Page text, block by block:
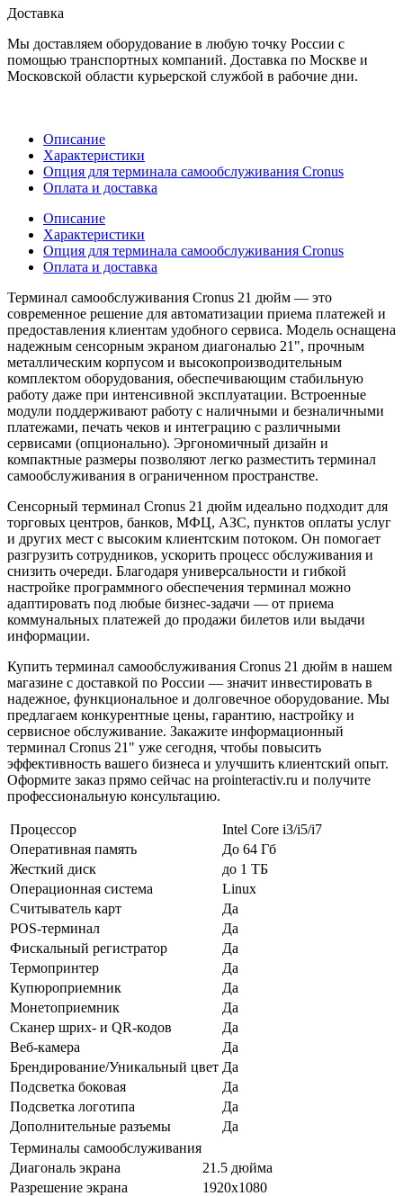
Доставка
Мы доставляем оборудование в любую точку России с
помощью транспортных компаний. Доставка по Москве и
Московской области курьерской службой в рабочие дни.
Описание
Характеристики
Опция для терминала самообслуживания Cronus
Оплата и доставка
Описание
Характеристики
Опция для терминала самообслуживания Cronus
Оплата и доставка
Терминал самообслуживания Cronus 21 дюйм — это
современное решение для автоматизации приема платежей и
предоставления клиентам удобного сервиса. Модель оснащена
надежным сенсорным экраном диагональю 21", прочным
металлическим корпусом и высокопроизводительным
комплектом оборудования, обеспечивающим стабильную
работу даже при интенсивной эксплуатации. Встроенные
модули поддерживают работу с наличными и безналичными
платежами, печать чеков и интеграцию с различными
сервисами (опционально). Эргономичный дизайн и
компактные размеры позволяют легко разместить терминал
самообслуживания в ограниченном пространстве.
Сенсорный терминал Cronus 21 дюйм идеально подходит для
торговых центров, банков, МФЦ, АЗС, пунктов оплаты услуг
и других мест с высоким клиентским потоком. Он помогает
разгрузить сотрудников, ускорить процесс обслуживания и
снизить очереди. Благодаря универсальности и гибкой
настройке программного обеспечения терминал можно
адаптировать под любые бизнес-задачи — от приема
коммунальных платежей до продажи билетов или выдачи
информации.
Купить терминал самообслуживания Cronus 21 дюйм в нашем
магазине с доставкой по России — значит инвестировать в
надежное, функциональное и долговечное оборудование. Мы
предлагаем конкурентные цены, гарантию, настройку и
сервисное обслуживание. Закажите информационный
терминал Cronus 21" уже сегодня, чтобы повысить
эффективность вашего бизнеса и улучшить клиентский опыт.
Оформите заказ прямо сейчас на prointeractiv.ru и получите
профессиональную консультацию.
Процессор
Intel Core i3/i5/i7
Оперативная память
До 64 Гб
Жесткий диск
до 1 ТБ
Операционная система
Linux
Считыватель карт
Да
POS-терминал
Да
Фискальный регистратор
Да
Термопринтер
Да
Купюроприемник
Да
Монетоприемник
Да
Сканер шрих- и QR-кодов
Да
Веб-камера
Да
Брендирование/Уникальный цвет Да
Подсветка боковая
Да
Подсветка логотипа
Да
Дополнительные разъемы
Да
Терминалы самообслуживания
Диагональ экрана
21.5 дюйма
Разрешение экрана
1920x1080